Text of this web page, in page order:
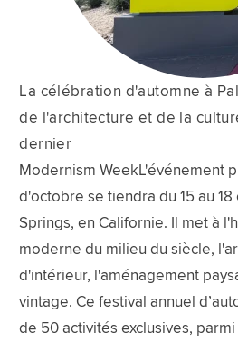
La célébration d'automne à
de l'architecture et de la
dernier
Modernism WeekL'événement
d'octobre se tiendra du 15 au
Springs, en Californie. Il met à
moderne du milieu du siècle,
d'intérieur, l'aménagement
vintage. Ce festival annuel
de 50 activités exclusives,